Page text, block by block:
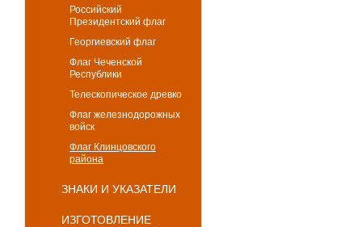
Российский
Президентский флаг
Георгиевский флаг
Флаг Чеченской
Республики
Телескопическое древко
Флаг железнодорожных
войск
Флаг Клинцовского
района
ЗНАКИ И УКАЗАТЕЛИ
ИЗГОТОВЛЕНИЕ